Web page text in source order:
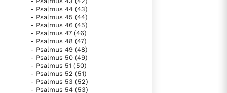
- Psalmus 44 (43)
- Psalmus 45 (44)
- Psalmus 46 (45)
- Psalmus 47 (46)
- Psalmus 48 (47)
- Psalmus 49 (48)
- Psalmus 50 (49)
- Psalmus 51 (50)
- Psalmus 52 (51)
- Psalmus 53 (52)
- Psalmus 54 (53)